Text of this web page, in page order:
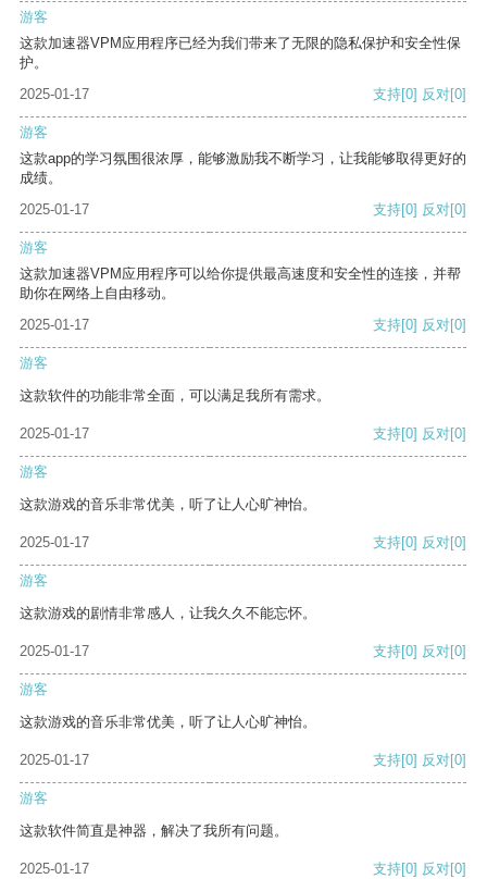
游客
这款加速器VPM应用程序已经为我们带来了无限的隐私保护和安全性保
护。
2025-01-17
支持[0] 反对[0]
游客
这款app的学习氛围很浓厚，能够激励我不断学习，让我能够取得更好的
成绩。
2025-01-17
支持[0] 反对[0]
游客
这款加速器VPM应用程序可以给你提供最高速度和安全性的连接，并帮
助你在网络上自由移动。
2025-01-17
支持[0] 反对[0]
游客
这款软件的功能非常全面，可以满足我所有需求。
2025-01-17 支持[0] 反对[0]
游客
这款游戏的音乐非常优美，听了让人心旷神怡。
2025-01-17 支持[0] 反对[0]
游客
这款游戏的剧情非常感人，让我久久不能忘怀。
2025-01-17 支持[0] 反对[0]
游客
这款游戏的音乐非常优美，听了让人心旷神怡。
2025-01-17 支持[0] 反对[0]
游客
这款软件简直是神器，解决了我所有问题。
2025-01-17 支持[0] 反对[0]